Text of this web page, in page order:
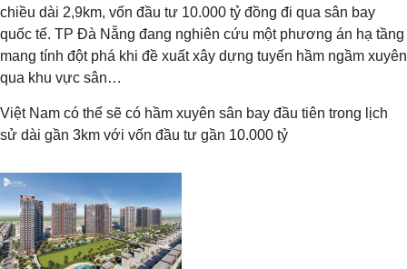
chiều dài 2,9km, vốn đầu tư 10.000 tỷ đồng đi qua sân bay
quốc tế. TP Đà Nẵng đang nghiên cứu một phương án hạ tầng
mang tính đột phá khi đề xuất xây dựng tuyến hầm ngầm xuyên
qua khu vực sân…
Việt Nam có thể sẽ có hầm xuyên sân bay đầu tiên trong lịch
sử dài gần 3km với vốn đầu tư gần 10.000 tỷ